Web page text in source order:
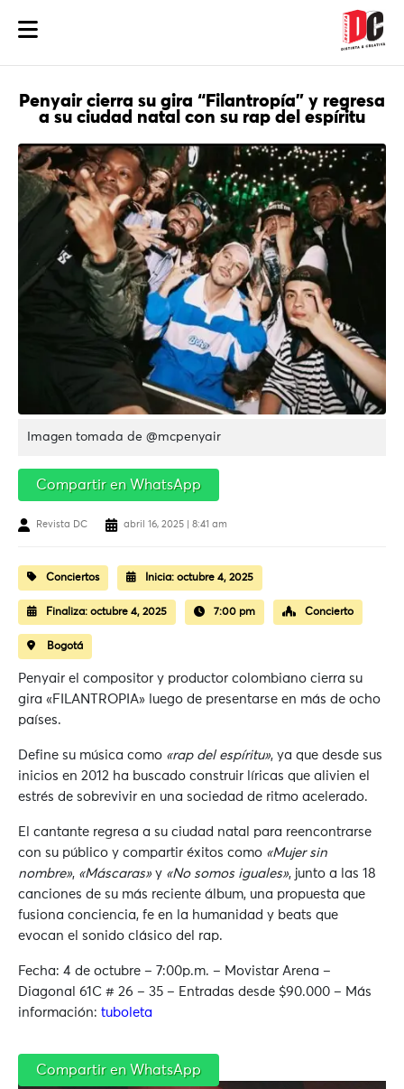
Penyair cierra su gira “Filantropía” y regresa
a su ciudad natal con su rap del espíritu
Imagen tomada de @mcpenyair
Compartir en WhatsApp
Revista DC abril 16, 2025 | 8:41 am
Conciertos Inicia: octubre 4, 2025
Finaliza: octubre 4, 2025 7:00 pm Concierto
Bogotá
Penyair el compositor y productor colombiano cierra su
gira «FILANTROPIA» luego de presentarse en más de ocho
países.
Define su música como «rap del espíritu», ya que desde sus
inicios en 2012 ha buscado construir líricas que alivien el
estrés de sobrevivir en una sociedad de ritmo acelerado.
El cantante regresa a su ciudad natal para reencontrarse
con su público y compartir éxitos como «Mujer sin
nombre», «Máscaras» y «No somos iguales», junto a las 18
canciones de su más reciente álbum, una propuesta que
fusiona conciencia, fe en la humanidad y beats que
evocan el sonido clásico del rap.
Fecha: 4 de octubre – 7:00p.m. – Movistar Arena –
Diagonal 61C # 26 – 35 – Entradas desde $90.000 – Más
información: tuboleta
Compartir en WhatsApp